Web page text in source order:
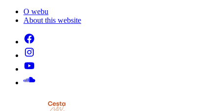
O webu
About this website